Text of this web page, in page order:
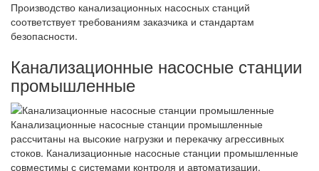
Производство канализационных насосных станций
соответствует требованиям заказчика и стандартам
безопасности.
Канализационные насосные станции
промышленные
Канализационные насосные станции промышленные
рассчитаны на высокие нагрузки и перекачку агрессивных
стоков. Канализационные насосные станции промышленные
совместимы с системами контроля и автоматизации.